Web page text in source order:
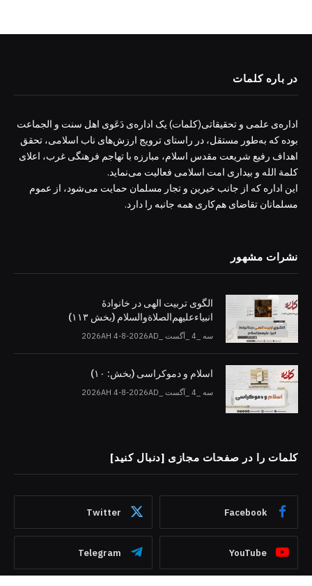
در باره کلمات
اداره‌ی علمی و تحقیقاتی(کلمات) یک اداره‌ی دَعَوی اهل سنت و الجماعت
بوده که به‌طور مستقل، در راستای ترویج ارزش‌های ناب اسلامی، تحقق
اهداف رفیع شریعت مقدس اسلام، مبارزه با تهاجم فرهنگی غرب، اعلای
کلمة الله و بیداری امت اسلامی فعالیت می‌نماید.
این اداره که از جانب خیرین و تجار مسلمان حمایت می‌شود، از عموم
مسلمانان تقاضای هم‌کاری همه جانبه را دارد.
نشرات مشهور
الگوی تربیت الهی در خانوادۀ
انبیاءعلیهم‌الصلاةو‌السلام (بخش ۱۱۳)
سه _4 _آگست _2026AH 4-8-2026AD
اسلام و دموکراسی (بخش: ۱۰)
سه _4 _آگست _2026AH 4-8-2026AD
کلمات را در صفحات مجازی [دنبال کنید]
Facebook
Twitter
YouTube
Telegram